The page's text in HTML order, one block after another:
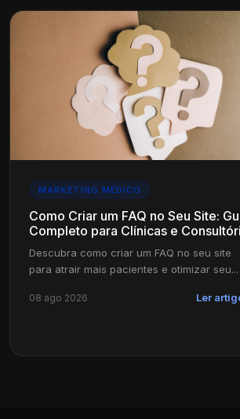
MARKETING MÉDICO
Como Criar um FAQ no Seu Site:
Completo para Clínicas e
Descubra como criar um FAQ no seu site
para atrair mais pacientes e otimizar seu...
08 ago 2026 Ler